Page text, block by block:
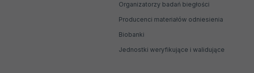
Organizatorzy badań biegłości
Producenci materiałów odniesienia
Biobanki
Jednostki weryfikujące i walidujące